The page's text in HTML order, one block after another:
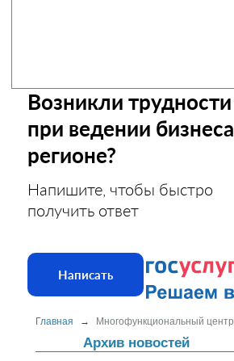
Возникли трудности
при ведении
регионе?
Напишите, чтобы быстро
получить ответ
Написать
Главная → Многофункциональный центр
Архив новостей